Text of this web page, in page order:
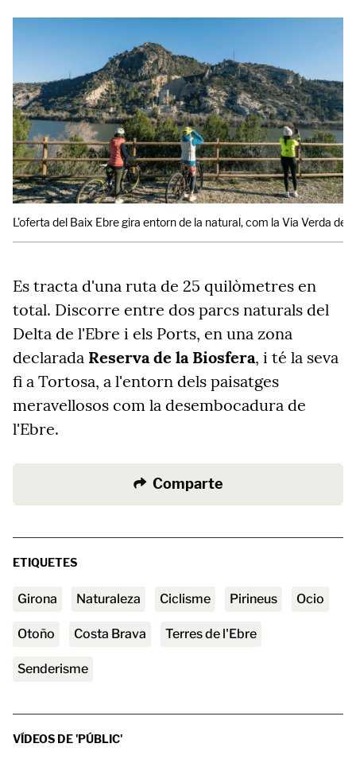
L'oferta del Baix Ebre gira entorn de la natural, com la Via Verda del
Es tracta d'una ruta de 25 quilòmetres en
total. Discorre entre dos parcs naturals del
Delta de l'Ebre i els Ports, en una zona
declarada Reserva de la Biosfera, i té la seva
fi a Tortosa, a l'entorn dels paisatges
meravellosos com la desembocadura de
l'Ebre.
Comparte
ETIQUETES
Girona naturaleza ciclisme Pirineus ocio
otoño Costa Brava Terres de l'Ebre
senderisme
VÍDEOS DE 'PÚBLIC'